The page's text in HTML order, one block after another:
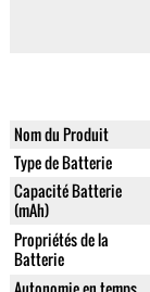
Nom du Produit
Type de Batterie
Capacité Batterie
(mAh)
Propriétés de la
Batterie